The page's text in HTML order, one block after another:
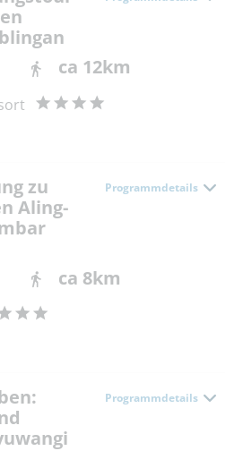
ca 12km
zu
Aling-
Programmdetails
ca 8km
Programmdetails